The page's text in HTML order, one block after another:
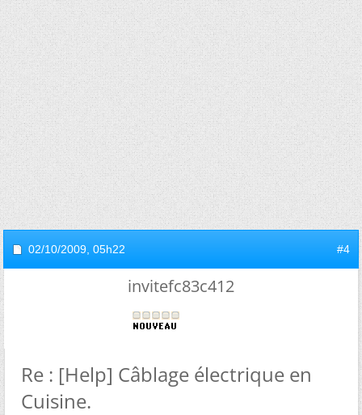
02/10/2009, 05h22 #4
invitefc83c412
Re : [Help] Câblage électrique en
Cuisine.